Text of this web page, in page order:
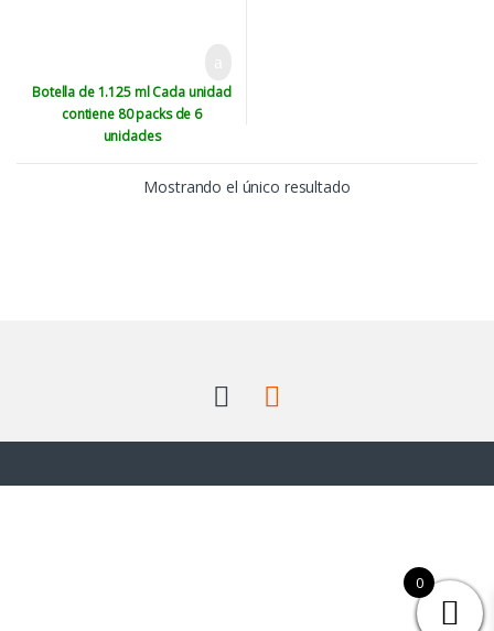
Botella de 1.125 ml Cada unidad
contiene 80 packs de 6
unidades
Mostrando el único resultado
0